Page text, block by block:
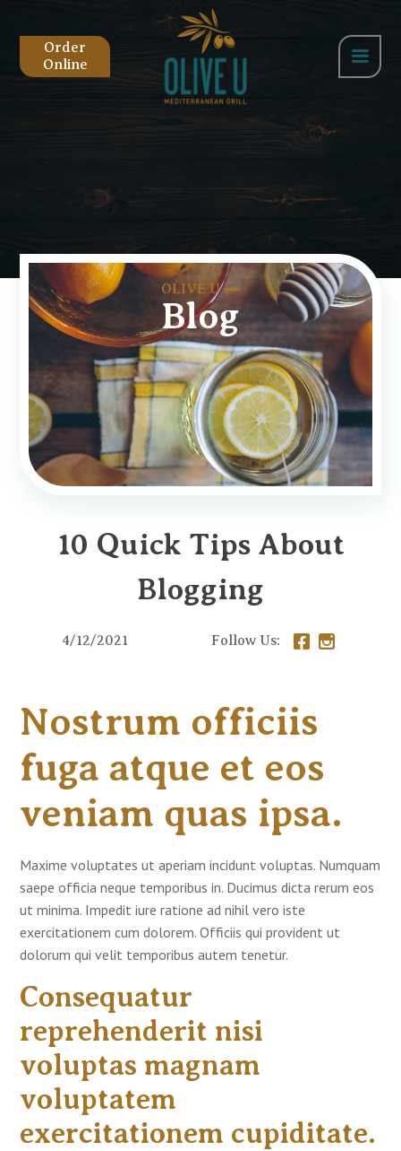
Order
Online
OLIVE U
Blog
10 Quick Tips About
Blogging
4/12/2021 Follow Us:
Nostrum officiis
fuga atque et eos
veniam quas ipsa.
Maxime voluptates ut aperiam incidunt voluptas. Numquam
saepe officia neque temporibus in. Ducimus dicta rerum eos
ut minima. Impedit iure ratione ad nihil vero iste
exercitationem cum dolorem. Officiis qui provident ut
dolorum qui velit temporibus autem tenetur.
Consequatur
reprehenderit nisi
voluptas magnam
voluptatem
exercitationem cupiditate.